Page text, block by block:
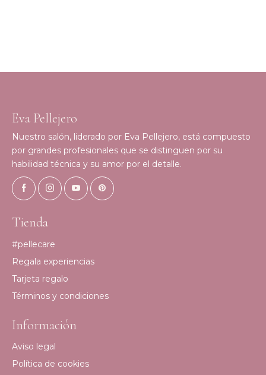
Eva Pellejero
Nuestro salón, liderado por Eva Pellejero, está compuesto
por grandes profesionales que se distinguen por su
habilidad técnica y su amor por el detalle.
Tienda
#pellecare
Regala experiencias
Tarjeta regalo
Términos y condiciones
Información
Aviso legal
Política de cookies